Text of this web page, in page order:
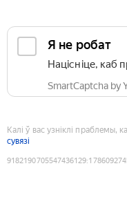
Я не робат
Націсніце, каб
SmartCaptcha by
Калі ў вас узніклі праблемы,
сувязі
9182190705547436129: